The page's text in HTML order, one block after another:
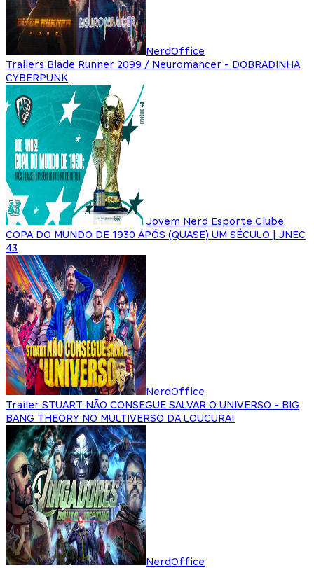
NerdOffice
Trailers Blade Runner 2099 / Neuromancer - DOBRADINHA
CYBERPUNK
Jovem Nerd Esporte Clube
COPA DO MUNDO DE 1930 APÓS (QUASE) UM SÉCULO | JNEC
43
NerdOffice
Trailer STUART NÃO CONSEGUE SALVAR O UNIVERSO - BIG
BANG THEORY NO MULTIVERSO DA LOUCURA!
NerdOffice